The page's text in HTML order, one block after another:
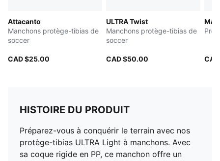
Attacanto
Manchons protège-tibias de
soccer
CAD $25.00
ULTRA Twist
Manchons protège-tibias de
soccer
CAD $50.00
HISTOIRE DU PRODUIT
Préparez-vous à conquérir le terrain avec nos
protège-tibias ULTRA Light à manchons. Avec
sa coque rigide en PP, ce manchon offre un